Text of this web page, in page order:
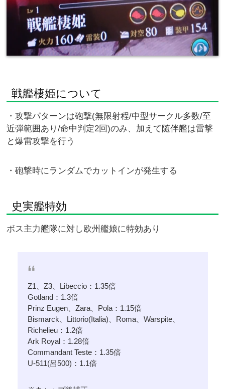
戦艦棲姫について
・攻撃パターンは砲撃(無限射程/中型サークル多数/至
近弾範囲あり/命中判定2回)のみ、加えて随伴艦は雷撃
と爆雷攻撃を行う
・砲撃時にランダムでカットインが発生する
史実艦特効
ボス主力艦隊に対し欧州艦娘に特効あり
Z1、Z3、Libeccio：1.35倍
Gotland：1.3倍
Prinz Eugen、Zara、Pola：1.15倍
Bismarck、Littorio(Italia)、Roma、Warspite、
Richelieu：1.2倍
Ark Royal：1.28倍
Commandant Teste：1.35倍
U-511(呂500)：1.1倍